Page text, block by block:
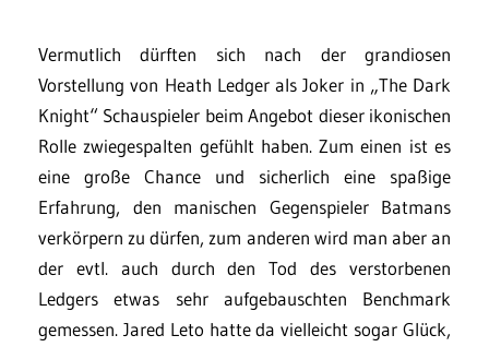
Vermutlich dürften sich nach der grandiosen
Vorstellung von Heath Ledger als Joker in „The Dark
Knight“ Schauspieler beim Angebot dieser ikonischen
Rolle zwiegespalten gefühlt haben. Zum einen ist es
eine große Chance und sicherlich eine spaßige
Erfahrung, den manischen Gegenspieler Batmans
verkörpern zu dürfen, zum anderen wird man aber an
der evtl. auch durch den Tod des verstorbenen
Ledgers etwas sehr aufgebauschten Benchmark
gemessen. Jared Leto hatte da vielleicht sogar Glück,